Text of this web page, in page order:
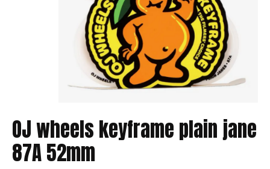
OJ wheels keyframe plain jane
87A 52mm